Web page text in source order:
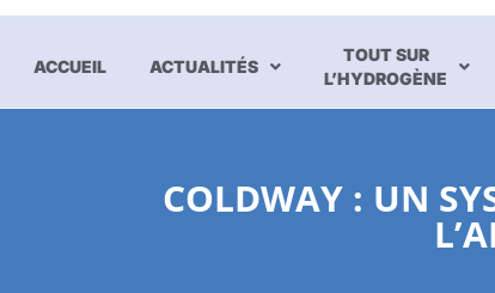
ACCUEIL ACTUALITÉS
TOUT SUR
L’HYDROGÈNE
COLDWAY : UN